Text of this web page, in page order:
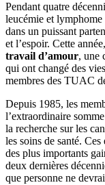
Pendant quatre
leucémie et
dans un puissant
et l’espoir. Cette
travail d’amour, une
qui ont changé des
membres des TUAC
Depuis 1985, les
l’extraordinaire
la recherche sur les
les soins de santé.
des plus importants
deux dernières
que personne ne